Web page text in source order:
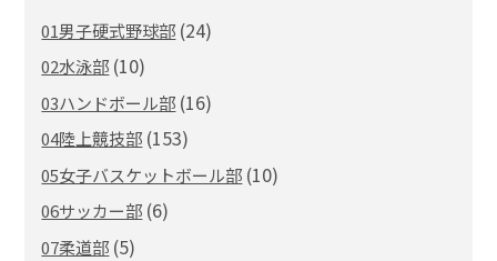
01男子硬式野球部 (24)
02水泳部 (10)
03ハンドボール部 (16)
04陸上競技部 (153)
05女子バスケットボール部 (10)
06サッカー部 (6)
07柔道部 (5)